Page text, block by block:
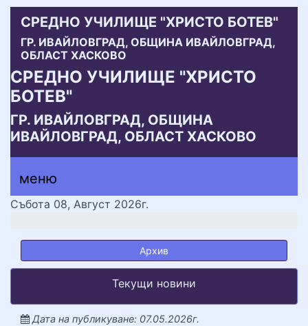
СРЕДНО УЧИЛИЩЕ "ХРИСТО БОТЕВ"
ГР. ИВАЙЛОВГРАД, ОБЩИНА ИВАЙЛОВГРАД,
ОБЛАСТ ХАСКОВО
СРЕДНО УЧИЛИЩЕ "ХРИСТО
БОТЕВ"
ГР. ИВАЙЛОВГРАД, ОБЩИНА
ИВАЙЛОВГРАД, ОБЛАСТ ХАСКОВО
меню горно
меню
меню
Събота 08, Август 2026г.
Архив
Текущи новини
Дата на публикуване: 07.05.2026г.